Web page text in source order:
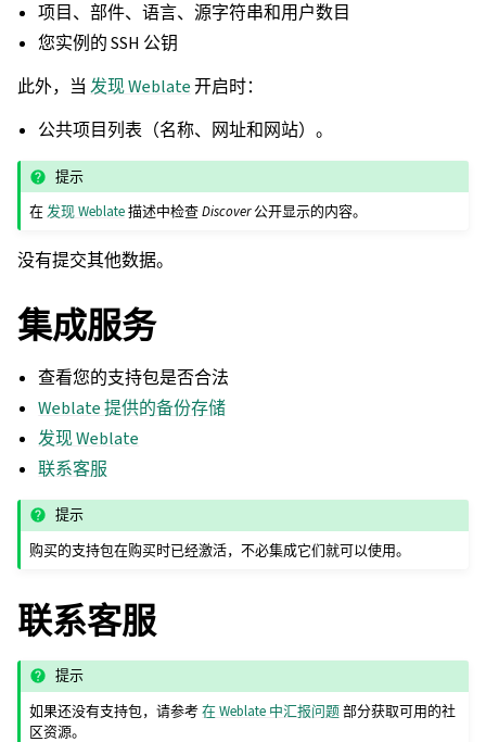
项目、部件、语言、源字符串和用户数目
您实例的 SSH 公钥
此外，当 发现 Weblate开启时：
公共项目列表（名称、网址和网站）。
提示
在发现 Weblate描述中检查Discover公开显示的内容。
没有提交其他数据。
集成服务
查看您的支持包是否合法
Weblate 提供的备份存储
发现 Weblate
联系客服
提示
购买的支持包在购买时已经激活，不必集成它们就可以使用。
联系客服
提示
如果还没有支持包，请参考在 Weblate 中汇报问题部分获取可用的社
区资源。